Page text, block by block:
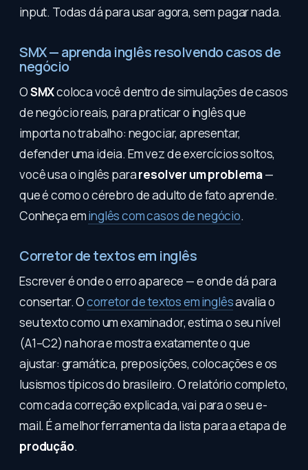
input. Todas dá para usar agora, sem pagar nada.
SMX — aprenda inglês resolvendo casos de
negócio
OSMXcoloca você dentro de simulações de casos
de negócio reais, para praticar o inglês que
importa no trabalho: negociar, apresentar,
defender uma ideia. Em vez de exercícios soltos,
você usa o inglês pararesolver um problema—
que é como o cérebro de adulto de fato aprende.
Conheça eminglês com casos de negócio.
Corretor de textos em inglês
Escrever é onde o erro aparece — e onde dá para
consertar. Ocorretor de textos em inglêsavalia o
seu texto como um examinador, estima o seu nível
(A1–C2) na hora e mostra exatamente o que
ajustar: gramática, preposições, colocações e os
lusismos típicos do brasileiro. O relatório completo,
com cada correção explicada, vai para o seu e-
mail. É a melhor ferramenta da lista para a etapa de
produção.